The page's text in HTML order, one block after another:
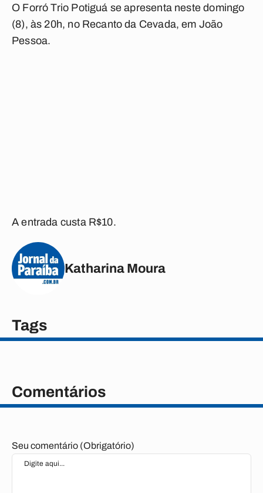
O Forró Trio Potiguá se apresenta neste domingo
(8), às 20h, no Recanto da Cevada, em João
Pessoa.
A entrada custa R$10.
Katharina Moura
Tags
Comentários
Seu comentário (Obrigatório)